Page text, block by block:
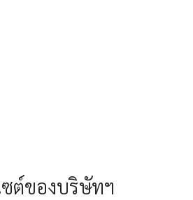
ซต์ของบริษัทฯ